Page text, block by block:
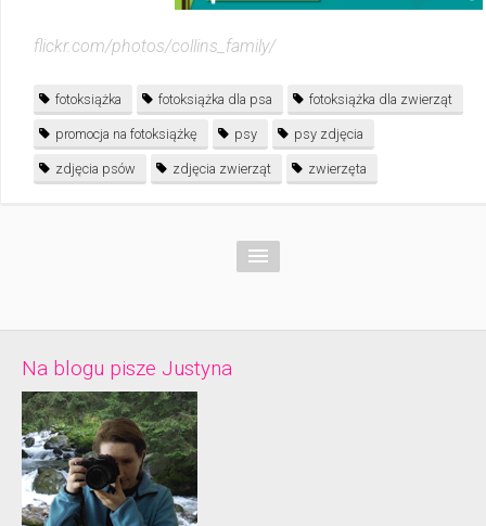
flickr.com/photos/collins_family/
fotoksiążka fotoksiążka dla psa fotoksiążka dla zwierząt
promocja na fotoksiążkę psy psy zdjęcia
zdjęcia psów zdjęcia zwierząt zwierzęta
Na blogu pisze Justyna